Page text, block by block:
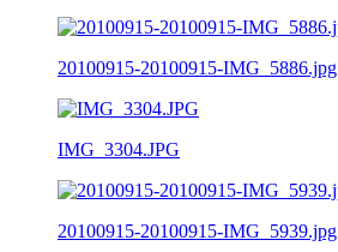
20100915-20100915-IMG_5886.jpg
IMG_3304.JPG
20100915-20100915-IMG_5939.jpg